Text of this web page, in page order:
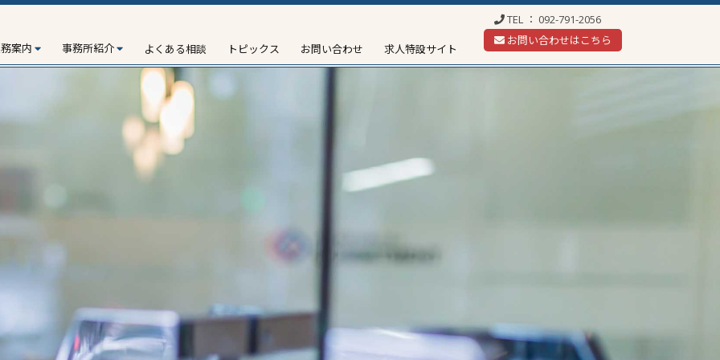
案内 事務所紹介 よくある相談 トピックス お問い合わせ 求人特設サイト
TEL ： 092-791-2056
お問い合わせはこちら